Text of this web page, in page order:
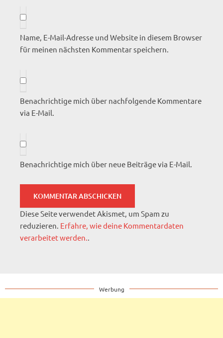
Name, E-Mail-Adresse und Website in diesem Browser
für meinen nächsten Kommentar speichern.
Benachrichtige mich über nachfolgende Kommentare
via E-Mail.
Benachrichtige mich über neue Beiträge via E-Mail.
Diese Seite verwendet Akismet, um Spam zu
reduzieren. Erfahre, wie deine Kommentardaten
verarbeitet werden..
Werbung